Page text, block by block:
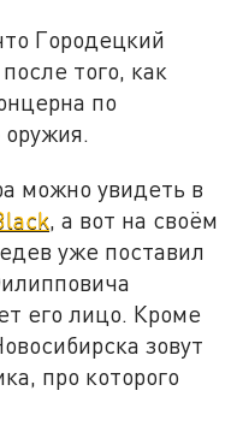
Городецкий
того, как
по
оружия.
можно увидеть в
, а вот на своём
уже поставил
его лицо. Кроме
зовут
про которого